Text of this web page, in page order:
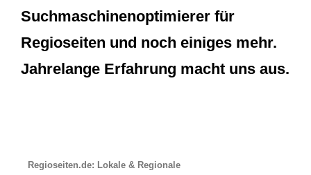
Suchmaschinenoptimierer für
Regioseiten und noch einiges mehr.
Jahrelange Erfahrung macht uns aus.
Regioseiten.de: Lokale & Regionale